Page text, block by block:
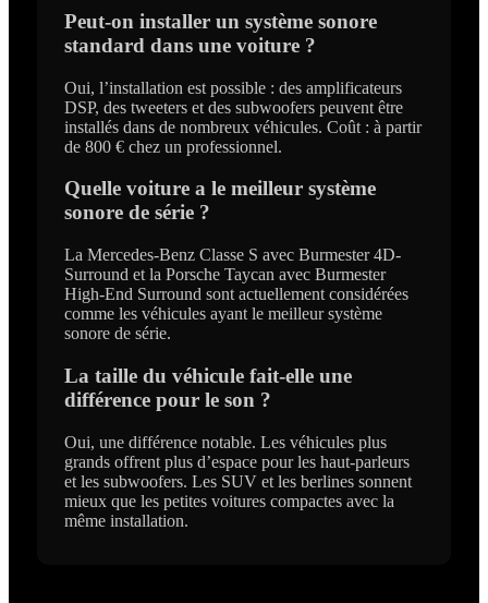
Peut-on installer un système sonore
standard dans une voiture ?
Oui, l’installation est possible : des amplificateurs
DSP, des tweeters et des subwoofers peuvent être
installés dans de nombreux véhicules. Coût : à partir
de 800 € chez un professionnel.
Quelle voiture a le meilleur système
sonore de série ?
La Mercedes-Benz Classe S avec Burmester 4D-
Surround et la Porsche Taycan avec Burmester
High-End Surround sont actuellement considérées
comme les véhicules ayant le meilleur système
sonore de série.
La taille du véhicule fait-elle une
différence pour le son ?
Oui, une différence notable. Les véhicules plus
grands offrent plus d’espace pour les haut-parleurs
et les subwoofers. Les SUV et les berlines sonnent
mieux que les petites voitures compactes avec la
même installation.